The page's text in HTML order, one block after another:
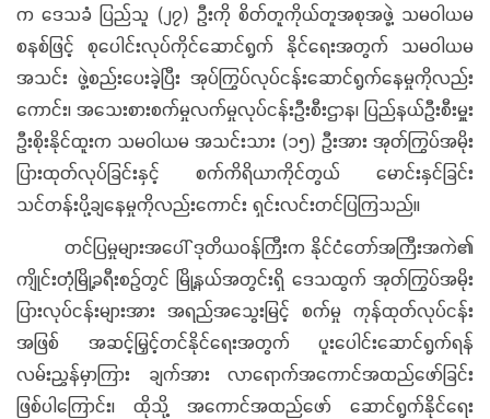
က ဒေသခံ ပြည်သူ (၂၇) ဦးကို စိတ်တူကိုယ်တူအစုအဖွဲ့ သမဝါယမ
စနစ်ဖြင့် စုပေါင်းလုပ်ကိုင်ဆောင်ရွက် နိုင်ရေးအတွက် သမဝါယမ
အသင်း ဖွဲ့စည်းပေးခဲ့ပြီး အုပ်ကြွပ်လုပ်ငန်းဆောင်ရွက်နေမှုကိုလည်း
ကောင်း၊ အသေးစားစက်မှုလက်မှုလုပ်ငန်းဦးစီးဌာန၊ ပြည်နယ်ဦးစီးမှူး
ဦးစိုးနိုင်ထူးက သမဝါယမ အသင်းသား (၁၅) ဦးအား အုတ်ကြွပ်အမိုး
ပြားထုတ်လုပ်ခြင်းနှင့် စက်ကိရိယာကိုင်တွယ် မောင်းနှင်ခြင်း
သင်တန်းပို့ချနေမှုကိုလည်းကောင်း ရှင်းလင်းတင်ပြကြသည်။
တင်ပြမှုများအပေါ် ဒုတိယဝန်ကြီးက နိုင်ငံတော်အကြီးအကဲ၏
ကျိုင်းတုံမြို့ခရီးစဉ်တွင် မြို့နယ်အတွင်းရှိ ဒေသထွက် အုတ်ကြွပ်အမိုး
ပြားလုပ်ငန်းများအား အရည်အသွေးမြင့် စက်မှု ကုန်ထုတ်လုပ်ငန်း
အဖြစ် အဆင့်မြှင့်တင်နိုင်ရေးအတွက် ပူးပေါင်းဆောင်ရွက်ရန်
လမ်းညွှန်မှာကြား ချက်အား လာရောက်အကောင်အထည်ဖော်ခြင်း
ဖြစ်ပါကြောင်း၊ ထိုသို့ အကောင်အထည်ဖော် ဆောင်ရွက်နိုင်ရေး